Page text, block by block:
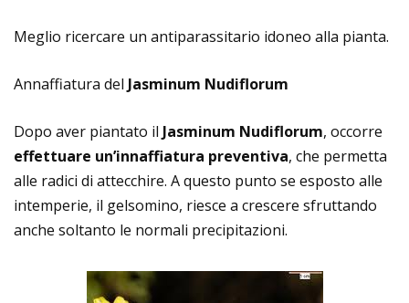
Meglio ricercare un antiparassitario idoneo alla pianta.
Annaffiatura del Jasminum Nudiflorum
Dopo aver piantato il Jasminum Nudiflorum, occorre
effettuare un’innaffiatura preventiva, che permetta
alle radici di attecchire. A questo punto se esposto alle
intemperie, il gelsomino, riesce a crescere sfruttando
anche soltanto le normali precipitazioni.